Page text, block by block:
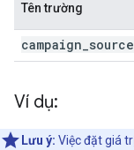
Tên trường
campaign source
Ví dụ:
Lưu ý: Việc đặt giá